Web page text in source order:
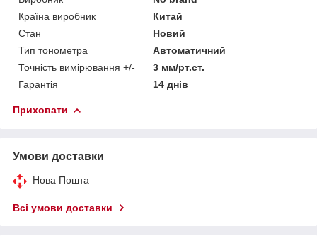
Країна виробник
Китай
Стан
Новий
Тип тонометра
Автоматичний
Точність вимірювання +/-
3 мм/рт.ст.
Гарантія
14 днів
Приховати
Умови доставки
Нова Пошта
Всі умови доставки